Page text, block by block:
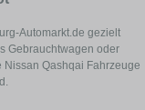
Automarkt.de gezielt
Gebrauchtwagen oder
Qashqai Fahrzeuge